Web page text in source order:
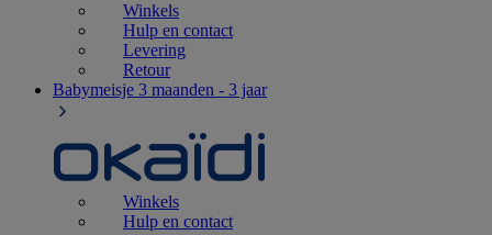
Winkels
Hulp en contact
Levering
Retour
Babymeisje 3 maanden - 3 jaar
Winkels
Hulp en contact